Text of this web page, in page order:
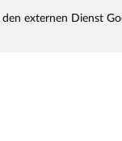
externen Dienst